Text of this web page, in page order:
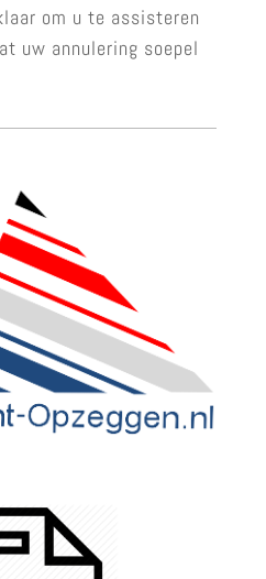
om u te assisteren
uw annulering soepel